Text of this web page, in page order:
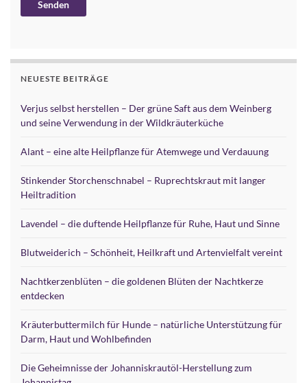
NEUESTE BEITRÄGE
Verjus selbst herstellen – Der grüne Saft aus dem Weinberg
und seine Verwendung in der Wildkräuterküche
Alant – eine alte Heilpflanze für Atemwege und Verdauung
Stinkender Storchenschnabel – Ruprechtskraut mit langer
Heiltradition
Lavendel – die duftende Heilpflanze für Ruhe, Haut und Sinne
Blutweiderich – Schönheit, Heilkraft und Artenvielfalt vereint
Nachtkerzenblüten – die goldenen Blüten der Nachtkerze
entdecken
Kräuterbuttermilch für Hunde – natürliche Unterstützung für
Darm, Haut und Wohlbefinden
Die Geheimnisse der Johanniskrautöl-Herstellung zum